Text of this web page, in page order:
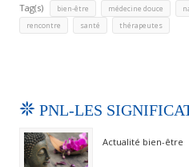
Tag(s) bien-être médecine douce
rencontre santé thérapeutes
PNL-LES
Actualité bien-être